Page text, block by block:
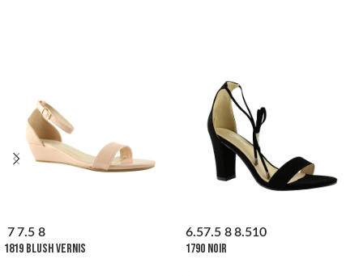
7 7.5 8
1819 BLUSH VERNIS
6.57.5 8 8.510
1790 NOIR